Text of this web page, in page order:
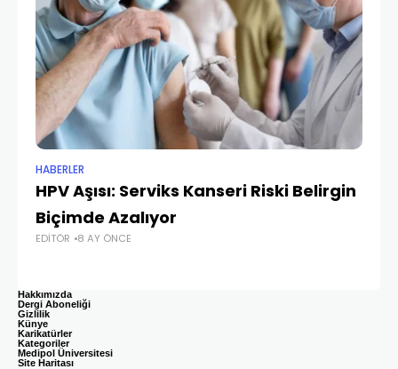
HABERLER
HPV Aşısı: Serviks Kanseri Riski Belirgin
Biçimde Azalıyor
EDITÖR 8 AY ÖNCE
Hakkımızda
Dergi Aboneliği
Gizlilik
Künye
Karikatürler
Kategoriler
Medipol Üniversitesi
Site Haritası